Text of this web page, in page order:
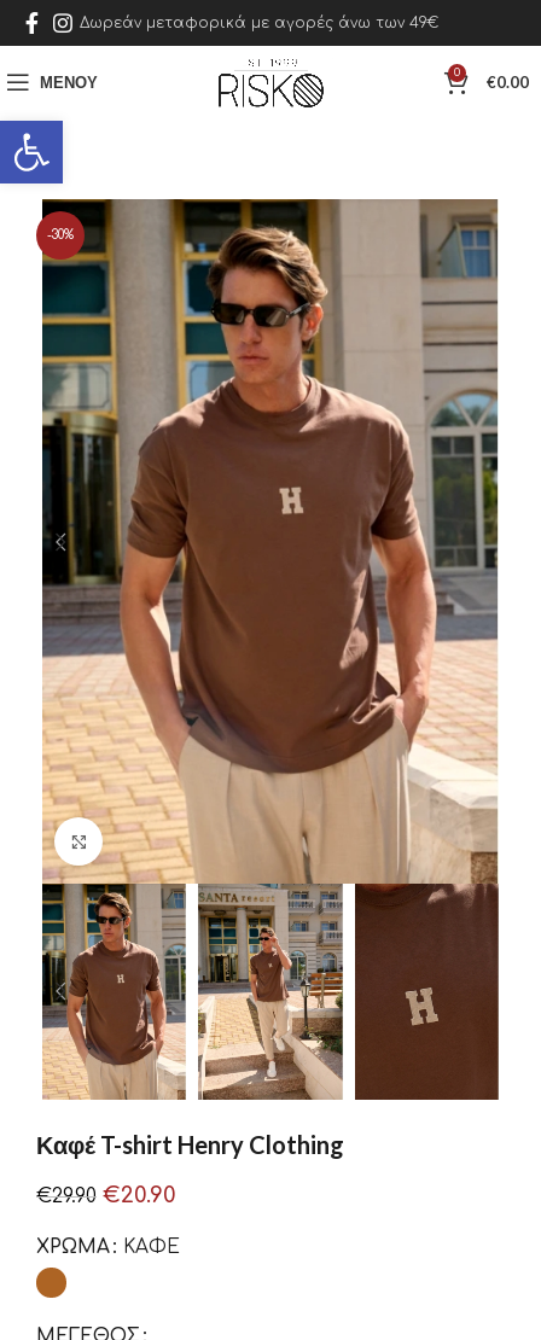
Ανοίξτε τη γραμμή εργαλείων
Δωρεάν μεταφορικά με αγορές άνω των 49€
ΜΕΝΟΎ 0 €0.00
-30%
Click to enlarge
Καφέ T-shirt Henry Clothing
€29.90 €20.90
ΧΡΏΜΑ ΚΑΦΕ